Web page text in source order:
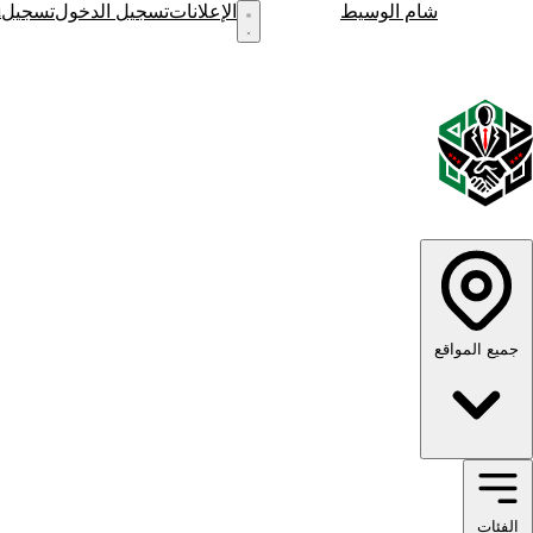
شام الوسيط الإعلاناتتسجيل الدخولتسجيل
جميع المواقع
الفئات